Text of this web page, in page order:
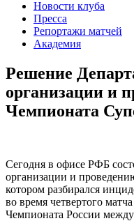
Новости клуба
Пресса
Репортажи матчей
Академия
Решение
организации и
Чемпионата
Сегодня в офисе РФБ
организации и
котором разбирался
во время четвертого
Чемпионата России